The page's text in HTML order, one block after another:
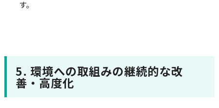
す。
5. 環境への取組みの継続的な改
善・高度化